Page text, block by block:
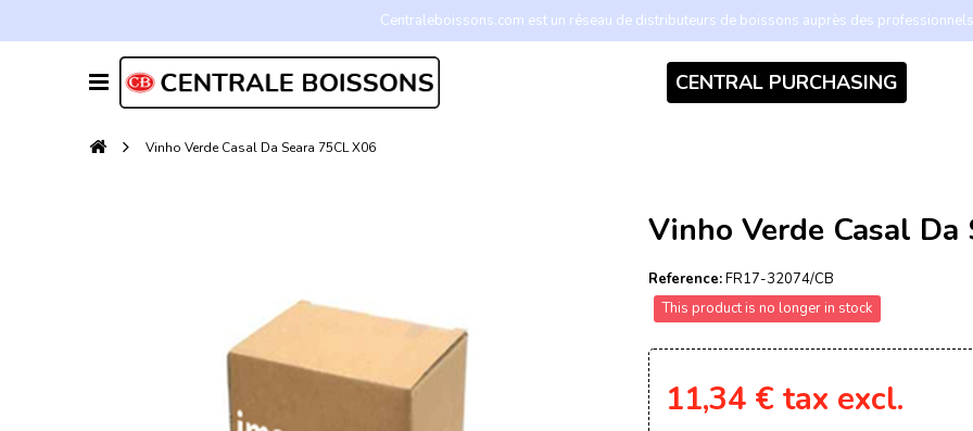
Centraleboissons.com est un réseau de distributeurs de boissons auprès des
CENTRAL PURCHASING
Vinho Verde Casal Da Seara 75CL X06
Vinho Verde Casal Da
Reference:FR17-32074/CB
This product is no longer in stock
11,34 € tax excl.